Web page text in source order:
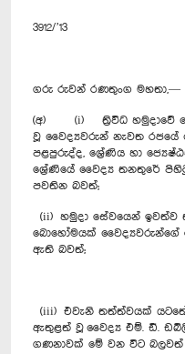
3912/’13
ගරු රුවන් රණතුංග මහතා,—
(අ) (i) ත්‍රිවිධ හමුදාවේ
වූ වෛද්‍යවරුන් නැවත රජයේ
පළපුරුද්ද, ශ්‍රේණිය හා
ශ්‍රේණියේ වෛද්‍ය තනතුරේ
පවතින බවත්;
(ii) හමුදා සේවයෙන් ඉවත්ව
බොහෝමයක් වෛද්‍යවරුන්ගේ
ඇති බවත්;
(iii) එවැනි තත්ත්වයක්
ඇතුළත් වූ වෛද්‍ය එම්. ඩී.
ගණනාවක් මේ වන විට